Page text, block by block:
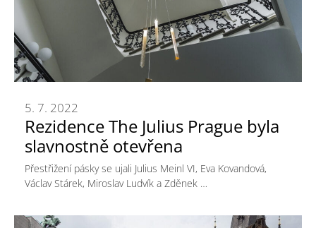
Rezidence The Julius Prague byla
slavnostně otevřena
5. 7. 2022
Přestřižení pásky se ujali Julius Meinl VI, Eva Kovandová,
Václav Stárek, Miroslav Ludvík a Zděnek …